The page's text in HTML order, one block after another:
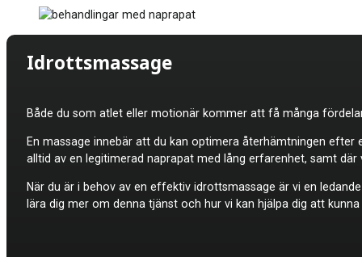
Idrottsmassage
Både du som atlet eller motionär kommer att få många
En massage innebär att du kan optimera återhämtningen
alltid av en legitimerad naprapat med lång erfarenhet, samt
När du är i behov av en effektiv idrottsmassage är vi en
lära dig mer om denna tjänst och hur vi kan hjälpa dig att